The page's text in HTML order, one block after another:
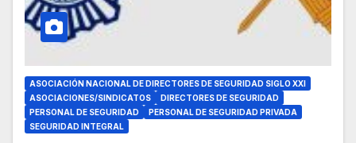
ASOCIACIÓN NACIONAL DE DIRECTORES DE SEGURIDAD SIGLO XXI
ASOCIACIONES/SINDICATOS
DIRECTORES DE SEGURIDAD
PERSONAL DE SEGURIDAD
PERSONAL DE SEGURIDAD PRIVADA
SEGURIDAD INTEGRAL